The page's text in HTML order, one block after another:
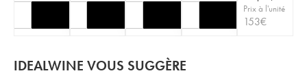
Prix à l'unité
153€
IDEALWINE VOUS SUGGÈRE